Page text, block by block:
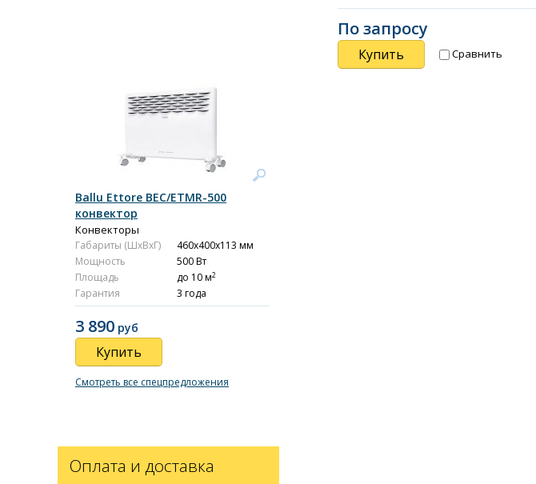
По запросу
Купить Сравнить
Ballu Ettore BEC/ETMR-500
конвектор
Конвекторы
Габариты (ШxВxГ)
460x400x113 мм
Мощность
500 Вт
Площадь
до 10 м2
Гарантия 3 года
3 890 руб
Купить
Смотреть все спецпредложения
Оплата и доставка